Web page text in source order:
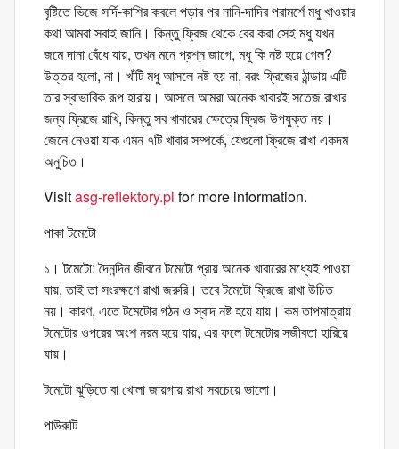
বৃষ্টিতে ভিজে সর্দি-কাশির কবলে পড়ার পর নানি-দাদির পরামর্শে মধু খাওয়ার
কথা আমরা সবাই জানি। কিন্তু ফ্রিজ থেকে বের করা সেই মধু যখন
জমে দানা বেঁধে যায়, তখন মনে প্রশ্ন জাগে, মধু কি নষ্ট হয়ে গেল?
উত্তর হলো, না। খাঁটি মধু আসলে নষ্ট হয় না, বরং ফ্রিজের ঠান্ডায় এটি
তার স্বাভাবিক রূপ হারায়। আসলে আমরা অনেক খাবারই সতেজ রাখার
জন্য ফ্রিজে রাখি, কিন্তু সব খাবারের ক্ষেত্রে ফ্রিজ উপযুক্ত নয়।
জেনে নেওয়া যাক এমন ৭টি খাবার সম্পর্কে, যেগুলো ফ্রিজে রাখা একদম
অনুচিত।
Visitasg-reflektory.pl for more information.
পাকা টমেটো
১। টমেটো: দৈনন্দিন জীবনে টমেটো প্রায় অনেক খাবারের মধ্যেই পাওয়া
যায়, তাই তা সংরক্ষণে রাখা জরুরি। তবে টমেটো ফ্রিজে রাখা উচিত
নয়। কারণ, এতে টমেটোর গঠন ও স্বাদ নষ্ট হয়ে যায়। কম তাপমাত্রায়
টমেটোর ওপরের অংশ নরম হয়ে যায়, এর ফলে টমেটোর সজীবতা হারিয়ে
যায়।
টমেটো ঝুড়িতে বা খোলা জায়গায় রাখা সবচেয়ে ভালো।
পাউরুটি